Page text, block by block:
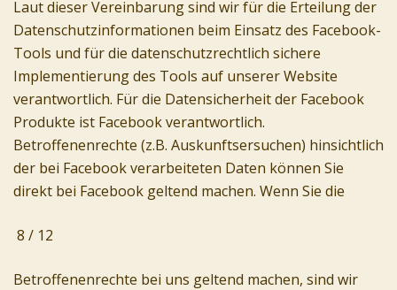
Laut dieser Vereinbarung sind wir für die Erteilung der
Datenschutzinformationen beim Einsatz des Facebook-
Tools und für die datenschutzrechtlich sichere
Implementierung des Tools auf unserer Website
verantwortlich. Für die Datensicherheit der Facebook
Produkte ist Facebook verantwortlich.
Betroffenenrechte (z.B. Auskunftsersuchen) hinsichtlich
der bei Facebook verarbeiteten Daten können Sie
direkt bei Facebook geltend machen. Wenn Sie die
8 / 12
Betroffenenrechte bei uns geltend machen, sind wir